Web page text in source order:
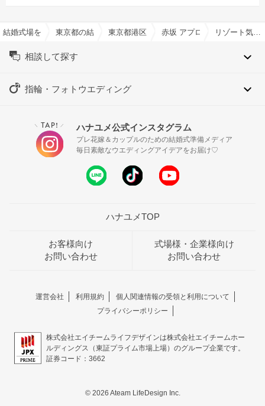
結婚式場を探すならハナユメ
東京都の結婚式場一覧東京都港区の結婚式場一覧赤坂 アプローズスクエア迎
相談して探す
指輪・フォトウエディング
＼ TAP! ／ ハナユメ公式インスタグラム
プレ花嫁＆カップルのための結婚式準備メディア
毎日素敵なウエディングアイデアをお届け♡
ハナユメTOP
お客様向け
お問い合わせ
式場様・企業様向け
お問い合わせ
運営会社 利用規約
個人関連情報の受領と利用について
プライバシーポリシー
株式会社エイチームライフデザインは株式会社エイチームホー
ルディングス（東証プライム市場上場）のグループ企業です。
証券コード：3662
© 2026 Ateam LifeDesign Inc.